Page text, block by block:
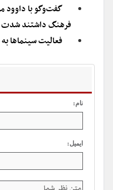
گفت‌وگو با داوود
فرهنگ داشتند شدت
فعالیت سینماها
نام:
ایمیل: